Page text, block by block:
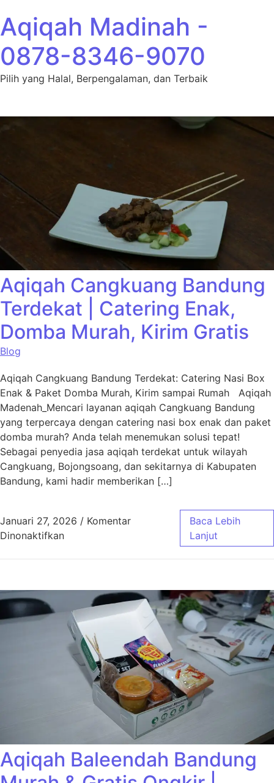
Aqiqah Madinah -
0878-8346-9070
Pilih yang Halal, Berpengalaman, dan Terbaik
Aqiqah Cangkuang Bandung
Terdekat | Catering Enak,
Domba Murah, Kirim Gratis
Blog
Aqiqah Cangkuang Bandung Terdekat: Catering Nasi Box
Enak & Paket Domba Murah, Kirim sampai Rumah Aqiqah
Madenah_Mencari layanan aqiqah Cangkuang Bandung
yang terpercaya dengan catering nasi box enak dan paket
domba murah? Anda telah menemukan solusi tepat!
Sebagai penyedia jasa aqiqah terdekat untuk wilayah
Cangkuang, Bojongsoang, dan sekitarnya di Kabupaten
Bandung, kami hadir memberikan […]
Januari 27, 2026 / Komentar
Dinonaktifkanpada Aqiqah Cangkuang Bandung Terdekat
Baca Lebih
Lanjut
Aqiqah Baleendah Bandung